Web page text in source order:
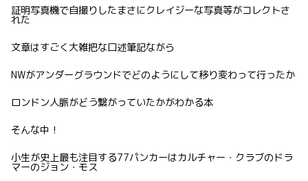
証明写真機で自撮りしたまさにクレイジーな写真等がコレクトさ
れた
文章はすごく大雑把な口述筆記ながら
NWがアンダーグラウンドでどのようにして移り変わって行ったか
ロンドン人脈がどう繋がっていたかがわかる本
そんな中！
小生が史上最も注目する77パンカーはカルチャー・クラブのドラ
マーのジョン・モス